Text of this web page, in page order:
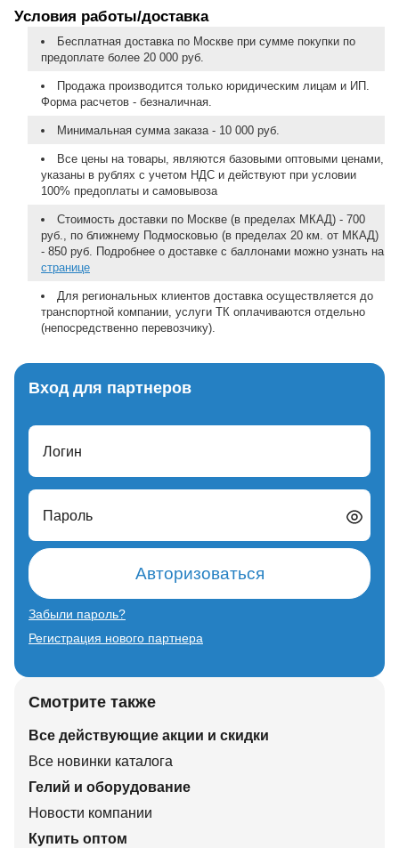
Условия работы/доставка
Бесплатная доставка по Москве при сумме покупки по
предоплате более 20 000 руб.
Продажа производится только юридическим лицам и ИП.
Форма расчетов - безналичная.
Минимальная сумма заказа - 10 000 руб.
Все цены на товары, являются базовыми оптовыми ценами,
указаны в рублях с учетом НДС и действуют при условии
100% предоплаты и самовывоза
Стоимость доставки по Москве (в пределах МКАД) - 700
руб., по ближнему Подмосковью (в пределах 20 км. от МКАД)
- 850 руб. Подробнее о доставке с баллонами можно узнать на
странице
Для региональных клиентов доставка осуществляется до
транспортной компании, услуги ТК оплачиваются отдельно
(непосредственно перевозчику).
Вход для партнеров
Логин
Пароль
Авторизоваться
Забыли пароль?
Регистрация нового партнера
Смотрите также
Все действующие акции и скидки
Все новинки каталога
Гелий и оборудование
Новости компании
Купить оптом